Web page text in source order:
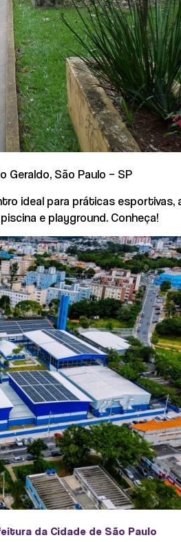
Geraldo, São Paulo – SP
ideal para práticas esportivas,
e playground. Conheça!
da Cidade de São Paulo